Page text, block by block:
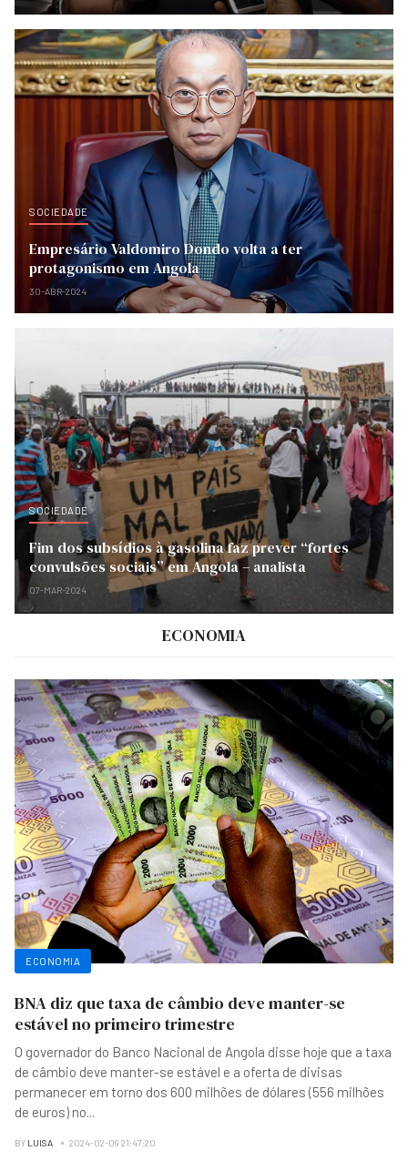
SOCIEDADE
Empresário Valdomiro Dondo volta a ter
protagonismo em Angola
30-ABR-2024
SOCIEDADE
Fim dos subsídios à gasolina faz prever “fortes
convulsões sociais” em Angola – analista
07-MAR-2024
ECONOMIA
ECONOMIA
BNA diz que taxa de câmbio deve manter-se
estável no primeiro trimestre
O governador do Banco Nacional de Angola disse hoje que a taxa
de câmbio deve manter-se estável e a oferta de divisas
permanecer em torno dos 600 milhões de dólares (556 milhões
de euros) no...
BY LUISA 2024-02-09 21:47:20